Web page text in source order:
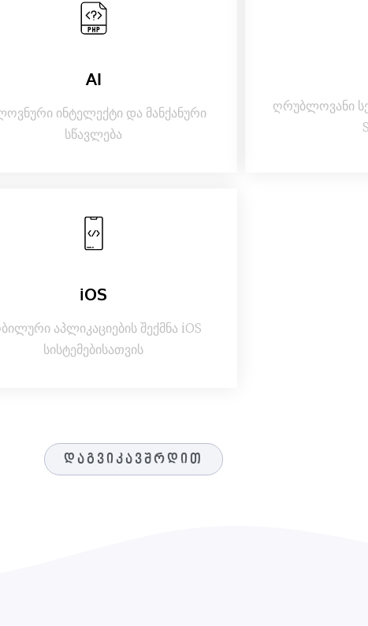
AI
ინტელექტი და მანქანური
სწავლება
ღრუბლოვანი
iOS
აპლიკაციების შექმნა iOS
სისტემებისათვის
დაგვიკავშრდით